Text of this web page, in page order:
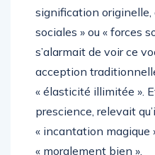
signification originelle,
sociales » ou « forces
s’alarmait de voir ce
acception
« élasticité illimitée ».
prescience, relevait
« incantation magique
« moralement bien ».